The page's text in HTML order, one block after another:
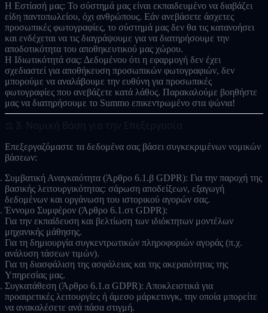
Η Εστίασή μας: Το σύστημά μας είναι εκπαιδευμένο να διαβάζει
είδη παντοπωλείου, όχι ανθρώπους. Εάν ανεβάσετε άσχετες
προσωπικές φωτογραφίες, το σύστημά μας δεν θα τις κατανοήσει
και ενδέχεται να τις διαγράψουμε για να διατηρήσουμε την
αποδοτικότητα του αποθηκευτικού μας χώρου.
Η Ιδιωτικότητά σας: Δεδομένου ότι η εφαρμογή δεν έχει
σχεδιαστεί για αποθήκευση προσωπικών φωτογραφιών, δεν
μπορούμε να αναλάβουμε την ευθύνη για προσωπικές
φωτογραφίες που ανεβάζετε κατά λάθος. Παρακαλούμε βοηθήστε
μας να διατηρήσουμε το Summo επικεντρωμένο στα ψώνια!
⚖️ 3. Νομική Βάση για την Επεξεργασία
Επεξεργαζόμαστε τα δεδομένα σας βάσει συγκεκριμένων νομικών
βάσεων:
Συμβατική Αναγκαιότητα (Άρθρο 6.1.β GDPR): Για την παροχή της
βασικής λειτουργικότητας: σάρωση αποδείξεων, εξαγωγή
δεδομένων και οργάνωση του ιστορικού αγορών σας.
Έννομο Συμφέρον (Άρθρο 6.1.στ GDPR):
Για την εκπαίδευση και βελτίωση των ιδιόκτητων μοντέλων
μηχανικής μάθησης.
Για τη δημιουργία συγκεντρωτικών πληροφοριών αγοράς (π.χ.
ανάλυση τάσεων τιμών).
Για τη διασφάλιση της ασφάλειας και της ακεραιότητας της
Υπηρεσίας μας.
Συγκατάθεση (Άρθρο 6.1.α GDPR): Αποκλειστικά για
προαιρετικές λειτουργίες ή άμεσο μάρκετινγκ, την οποία μπορείτε
να ανακαλέσετε ανά πάσα στιγμή.